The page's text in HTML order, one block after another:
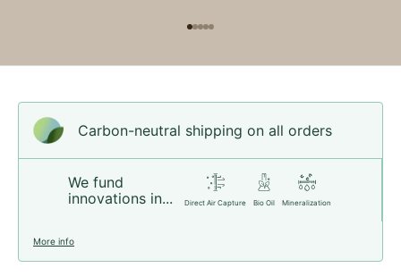
Carbon-neutral shipping on all orders
We fund
innovations in...
Direct Air Capture Bio Oil Mineralization
More info